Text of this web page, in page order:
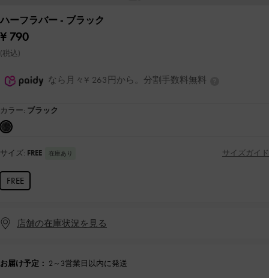
ハーフラバー - ブラック
¥ 790
(税込)
なら月々¥ 263円から。分割手数料無料
カラー: ブラック
サイズ: FREE 在庫あり サイズガイド
FREE
店舗の在庫状況を見る
お届け予定： 2～3営業日以内に発送